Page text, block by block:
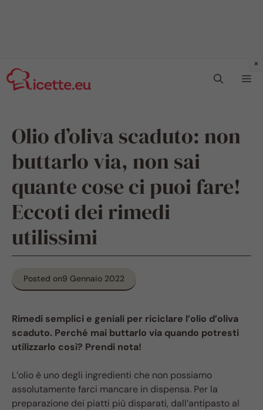
al
contenuto
Olio d’oliva scaduto: non
buttarlo via, non sai
quante cose ci puoi fare!
Eccoti dei rimedi
utilissimi
Posted on9 Gennaio 2022
Rimedi semplici e geniali per riciclare l’olio d’oliva
scaduto. Perché mai buttarlo via quando potresti
utilizzarlo così? Prendi nota!
L’olio è uno degli ingredienti che non possiamo
assolutamente farci mancare in dispensa. Per la
preparazione dei piatti più disparati, dall’antipasto al